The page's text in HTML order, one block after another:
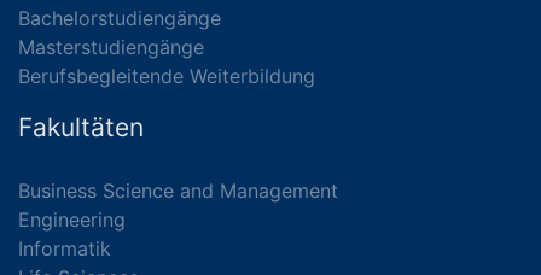
Bachelorstudiengänge
Masterstudiengänge
Berufsbegleitende Weiterbildung
Fakultäten
Business Science and Management
Engineering
Informatik